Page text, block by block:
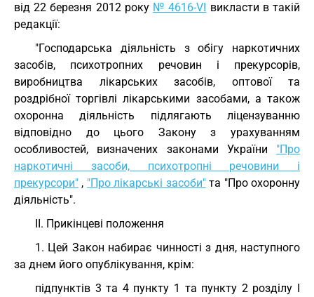
від 22 березня 2012 року № 4616-VI викласти в такій
редакції:
"Господарська діяльність з обігу наркотичних
засобів, психотропних речовин і прекурсорів,
виробництва лікарських засобів, оптової та
роздрібної торгівлі лікарськими засобами, а також
охоронна діяльність підлягають ліцензуванню
відповідно до цього Закону з урахуванням
особливостей, визначених законами України "Про
наркотичні засоби, психотропні речовини і
прекурсори" , "Про лікарські засоби"та "Про охоронну
діяльність".
II. Прикінцеві положення
1. Цей Закон набирає чинності з дня, наступного
за днем його опублікування, крім:
підпунктів 3 та 4 пункту 1 та пункту 2 розділу I